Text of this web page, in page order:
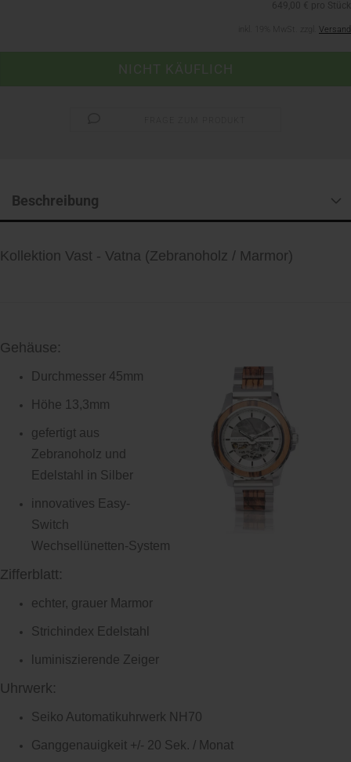
Versand
Beschreibung
Kollektion Vast - Vatna (Zebranoholz / Marmor)
Gehäuse:
Durchmesser 45mm
Höhe 13,3mm
gefertigt aus
Zebranoholz und
Edelstahl in Silber
innovatives Easy-
Switch
Wechsellünetten-System
Zifferblatt:
echter, grauer Marmor
Strichindex Edelstahl
luminiszierende Zeiger
Uhrwerk:
Seiko Automatikuhrwerk NH70
Ganggenauigkeit +/- 20 Sek. / Monat